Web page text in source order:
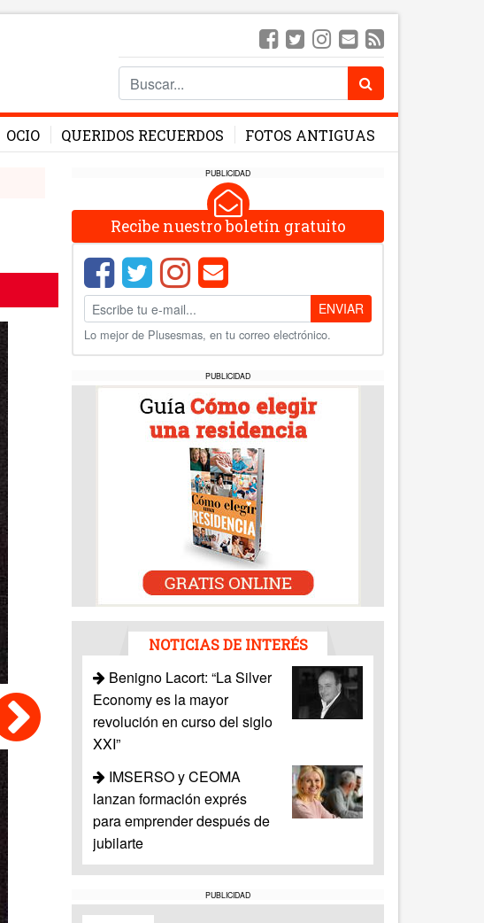
OCIO QUERIDOS RECUERDOS FOTOS ANTIGUAS
PUBLICIDAD
Recibe nuestro boletín gratuito
ENVIAR
Lo mejor de Plusesmas, en tu correo electrónico.
PUBLICIDAD
NOTICIAS DE INTERÉS
Benigno Lacort: “La Silver
Economy es la mayor
revolución en curso del siglo
XXI”
IMSERSO y CEOMA
lanzan formación exprés
para emprender después de
jubilarte
PUBLICIDAD